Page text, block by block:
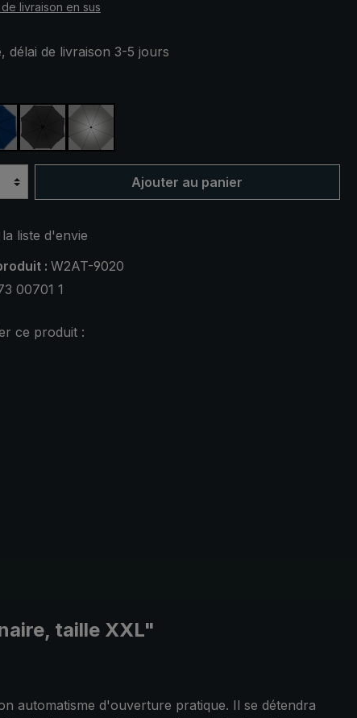
livraison en sus
délai de livraison 3-5 jours
bleu marine
noir argent, protection UV 50+
Ajouter au panier
liste d'envie
: W2AT-9020
00701 1
ce produit :
taille XXL"
automatisme d'ouverture pratique. Il se détendra